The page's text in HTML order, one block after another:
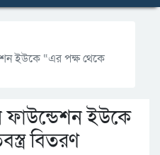
ইউকে “এর পক্ষ থেকে
ফাউন্ডেশন ইউকে
বিতরণ